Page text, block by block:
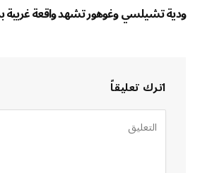
ودية تشيلسي وغوهور تشهد واقعة غريبة
اترك تعليقاً